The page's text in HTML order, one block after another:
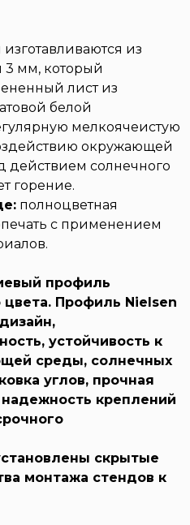
из
3 мм, который
лист из
белой
мелкоячеистую
окружающей
действием солнечного
горение.
полноцветная
с применением
профиль
цвета. Профиль Nielsen
устойчивость к
среды, солнечных
углов, прочная
креплений
скрытые
монтажа стендов к